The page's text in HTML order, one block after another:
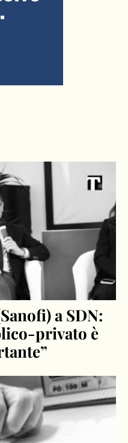
a SDN:
privato è